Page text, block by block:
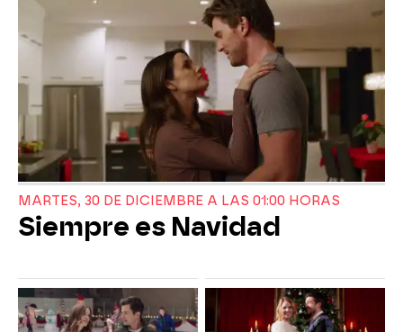
MARTES, 30 DE DICIEMBRE A LAS 01:00 HORAS
Siempre es Navidad